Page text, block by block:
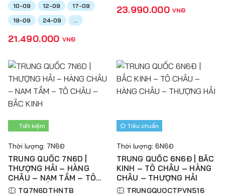
10-09
12-09
17-09
19-09
24-09
21.490.000 VNĐ
23.990.000 VNĐ
Tiết kiệm
Thời lượng: 7N6Đ
TRUNG QUỐC 7N6D |
THƯỢNG HẢI – HÀNG
CHÂU – NAM TẦM – TÔ
CHÂU – BẮC KINH
TQ7N6DTHNTB
Tiêu chuẩn
Thời lượng: 6N6Đ
TRUNG QUỐC 6N6Đ | BẮC
KINH – TÔ CHÂU – HÀNG
CHÂU – THƯỢNG HẢI
TRUNGQUOCTPVN516